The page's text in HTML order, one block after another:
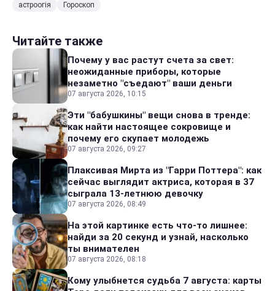
астроогія Гороскоп
Читайте также
Почему у вас растут счета за свет:
неожиданные приборы, которые
незаметно "съедают" ваши деньги
07 августа 2026, 10:15
Эти "бабушкины" вещи снова в тренде:
как найти настоящее сокровище и
почему его скупает молодежь
07 августа 2026, 09:27
Плаксивая Мирта из "Гарри Поттера": как
сейчас выглядит актриса, которая в 37
сыграла 13-летнюю девочку
07 августа 2026, 08:49
На этой картинке есть что-то лишнее:
найди за 20 секунд и узнай, насколько
ты внимателен
07 августа 2026, 08:18
Кому улыбнется судьба 7 августа: карты